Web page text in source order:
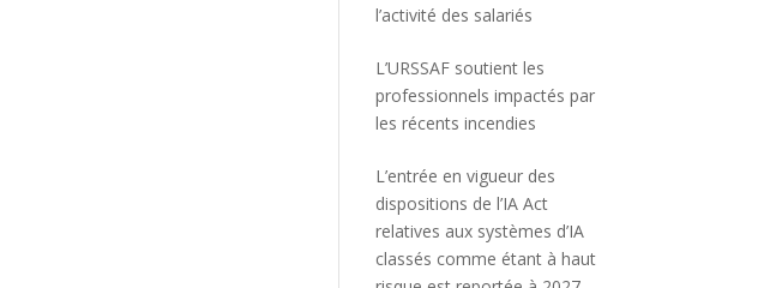
l’activité des salariés
L’URSSAF soutient les
professionnels impactés par
les récents incendies
L’entrée en vigueur des
dispositions de l’IA Act
relatives aux systèmes d’IA
classés comme étant à haut